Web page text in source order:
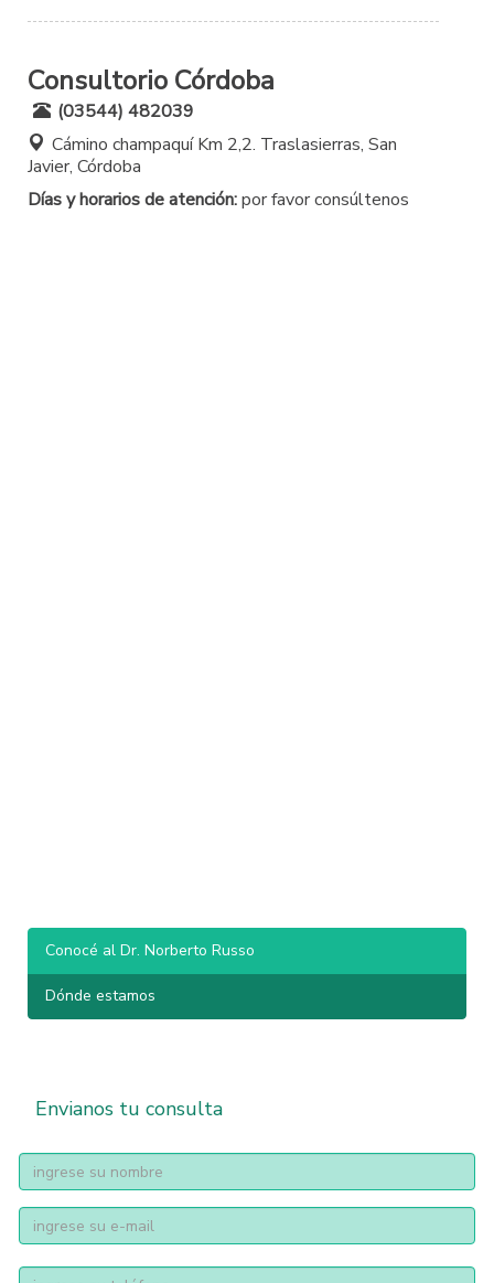
Consultorio Córdoba
(03544) 482039
Cámino champaquí Km 2,2. Traslasierras, San
Javier, Córdoba
Días y horarios de atención:por favor consúltenos
Conocé al Dr. Norberto Russo
Dónde estamos
Envianos tu consulta
nombre
Email
address
telfono